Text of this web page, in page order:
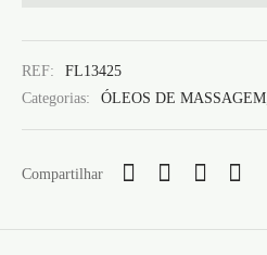
REF:
FL13425
Categorias:
ÓLEOS DE MASSAGEM
Compartilhar